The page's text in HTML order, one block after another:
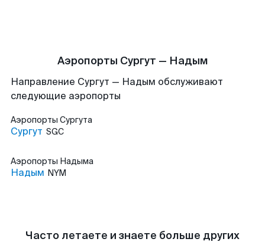
Аэропорты Сургут — Надым
Направление Сургут — Надым обслуживают
следующие аэропорты
Аэропорты Сургута
Сургут SGC
Аэропорты Надыма
Надым NYM
Часто летаете и знаете больше других